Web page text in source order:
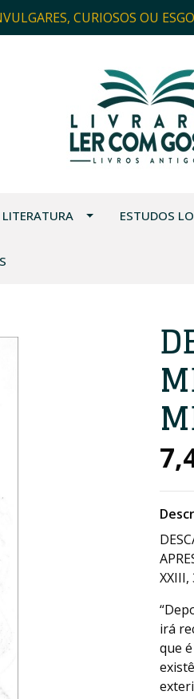
CURIOSOS OU
LITERATURA ESTUDOS
XXIII,
irá
que